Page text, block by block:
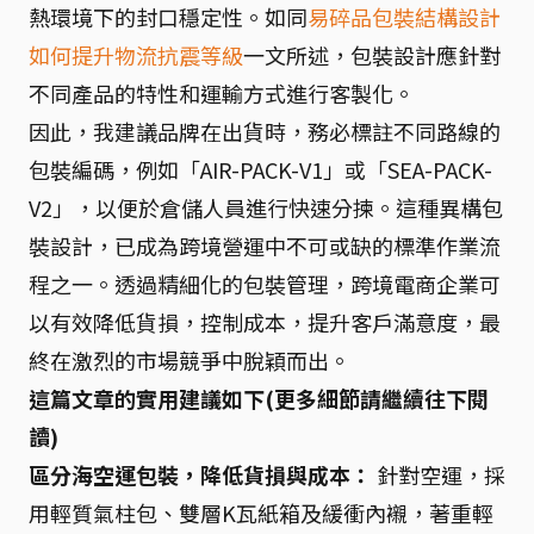
熱環境下的封口穩定性。如同易碎品包裝結構設計
如何提升物流抗震等級一文所述，包裝設計應針對
不同產品的特性和運輸方式進行客製化。
因此，我建議品牌在出貨時，務必標註不同路線的
包裝編碼，例如「AIR-PACK-V1」或「SEA-PACK-
V2」，以便於倉儲人員進行快速分揀。這種異構包
裝設計，已成為跨境營運中不可或缺的標準作業流
程之一。透過精細化的包裝管理，跨境電商企業可
以有效降低貨損，控制成本，提升客戶滿意度，最
終在激烈的市場競爭中脫穎而出。
這篇文章的實用建議如下(更多細節請繼續往下閱
讀)
區分海空運包裝，降低貨損與成本： 針對空運，採
用輕質氣柱包、雙層K瓦紙箱及緩衝內襯，著重輕